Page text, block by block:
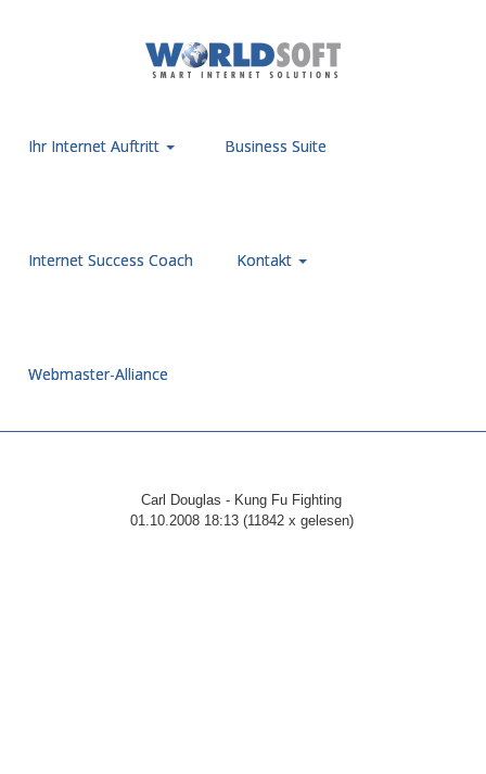
Ihr Internet Auftritt Business Suite
Internet Success Coach Kontakt
Webmaster-Alliance
Carl Douglas - Kung Fu Fighting
01.10.2008 18:13(11842 x gelesen)